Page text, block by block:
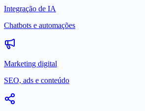
Integração de IA
Chatbots e automações
Marketing digital
SEO, ads e conteúdo